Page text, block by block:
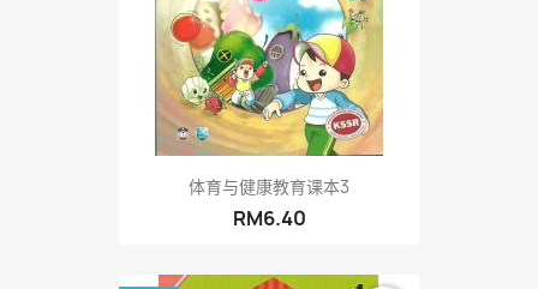
体育与健康教育课本3
RM6.40